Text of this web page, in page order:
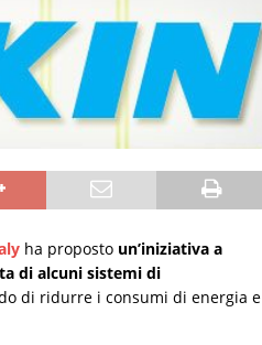
ha proposto un’iniziativa a
di alcuni sistemi di
di ridurre i consumi di energia e